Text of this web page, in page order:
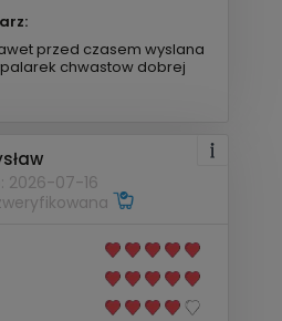
przed czasem wyslana
chwastow dobrej
2026-07-16